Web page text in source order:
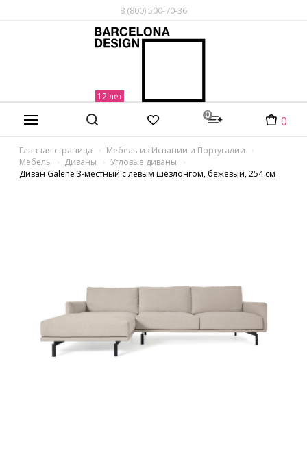
8 (800) 500-70-36
0 0
Главная страница
Мебель из Испании и Португалии
Мебель
Диваны
Угловые диваны
Диван Galene 3-местный с левым шезлонгом, бежевый, 254 см